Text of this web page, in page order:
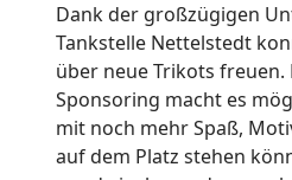
Dank der großzügigen
Tankstelle Nettelstedt
über neue Trikots
Sponsoring macht es
mit noch mehr Spaß,
auf dem Platz stehen